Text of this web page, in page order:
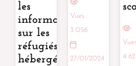
les
informations
sur les
réfugiés
hébergés
Vues :
3 056
27/01/2024
4